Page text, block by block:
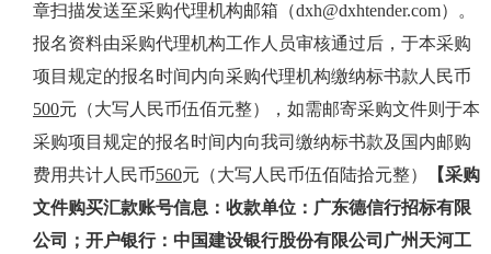
章扫描发送至采购代理机构邮箱（dxh@dxhtender.com）。
报名资料由采购代理机构工作人员审核通过后，于本采购
项目规定的报名时间内向采购代理机构缴纳标书款人民币
500元（大写人民币伍佰元整），如需邮寄采购文件则于本
采购项目规定的报名时间内向我司缴纳标书款及国内邮购
费用共计人民币560元（大写人民币伍佰陆拾元整）
【采购
文件购买汇款账号信息： 收款单位：广东德信行招标有限
公司； 开户银行： 中国建设银行股份有限公司广州天河工